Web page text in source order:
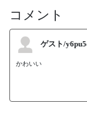
コメント
ゲスト/
かわいい